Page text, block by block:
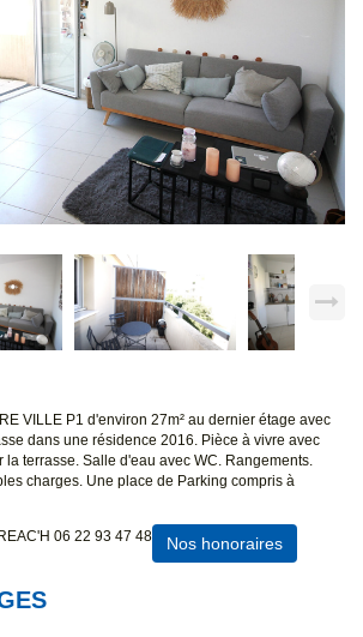
VILLE P1 d'environ 27m² au dernier étage avec
dans une résidence 2016. Pièce à vivre avec
terrasse. Salle d'eau avec WC. Rangements.
charges. Une place de Parking compris à
06 22 93 47 48 Nos honoraires